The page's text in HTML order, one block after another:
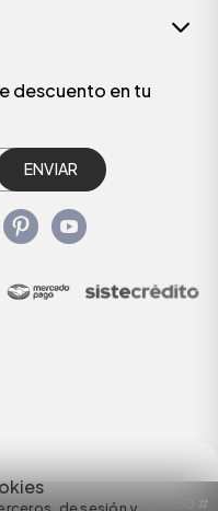
descuento en tu
ENVIAR
6 Dirección: Carrera 50 #